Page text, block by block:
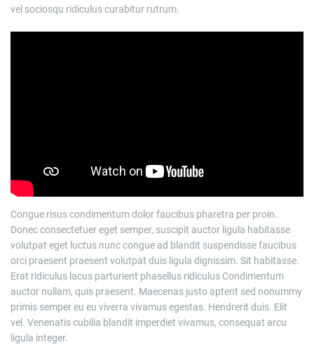
vel sociosqu ridiculus curabitur rutrum.
Congue risus condimentum dolor faucibus pharetra per proin.
Donec consectetuer eget semper, suscipit auctor ligula habitasse
volutpat eget luctusnunccongue ad blandit suspendisse faucibus
orci praesent praesent volutpat duis ligula dignissim. Sit habitasse.
Erat ridiculus lacus parturient phasellus ridiculus Condimentum
auctor nullam, quis praesent. Maecenas justo aptent sed nonummy
primis semper eu eu viverra vivamus egestas. Hendrerit duis. Elit
vel. Venenatis cubilia blandit imperdiet vivamus, consequat arcu
ligula integer.